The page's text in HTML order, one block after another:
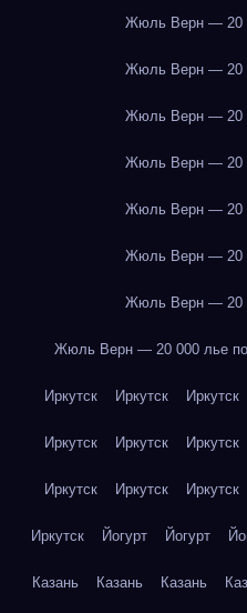
Жюль Верн — 20
Жюль Верн — 20
Жюль Верн — 20
Жюль Верн — 20
Жюль Верн — 20
Жюль Верн — 20
Жюль Верн — 20
Жюль Верн — 20 000 лье
Иркутск Иркутск Иркутск
Иркутск Иркутск Иркутск
Иркутск Иркутск Иркутск
Иркутск Йогурт Йогурт
Казань Казань Казань